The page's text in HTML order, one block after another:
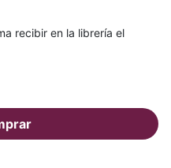
recibir en la librería el